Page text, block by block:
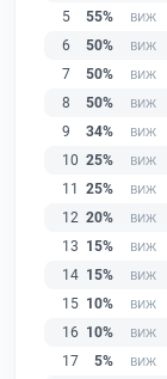
5
55%
6
50%
7
50%
8
50%
9
34%
10 25%
11 25%
12 20%
13 15%
14 15%
15 10%
16 10%
17
5%